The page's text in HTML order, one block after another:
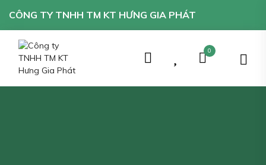
CÔNG TY TNHH TM KT HƯNG GIA PHÁT
0